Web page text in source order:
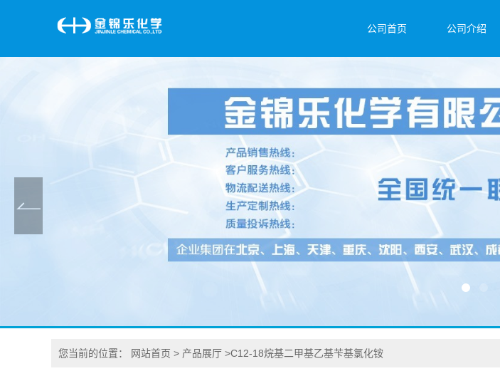
公司首页 公司介绍
您当前的位置： 网站首页 > 产品展厅 >C12-18烷基二甲基乙基苄基氯化铵